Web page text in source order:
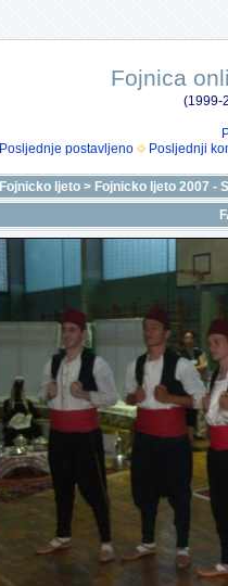
Fojnica
(1999-
Posljednje postavljeno Posljednji
Fojnicko ljeto > Fojnicko ljeto 2007 -